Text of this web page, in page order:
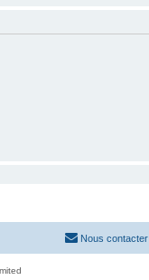
Nous contacter